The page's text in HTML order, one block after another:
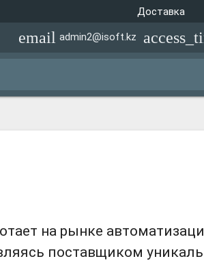
Доставка
email admin2@isoft.kz
на рынке
поставщиком